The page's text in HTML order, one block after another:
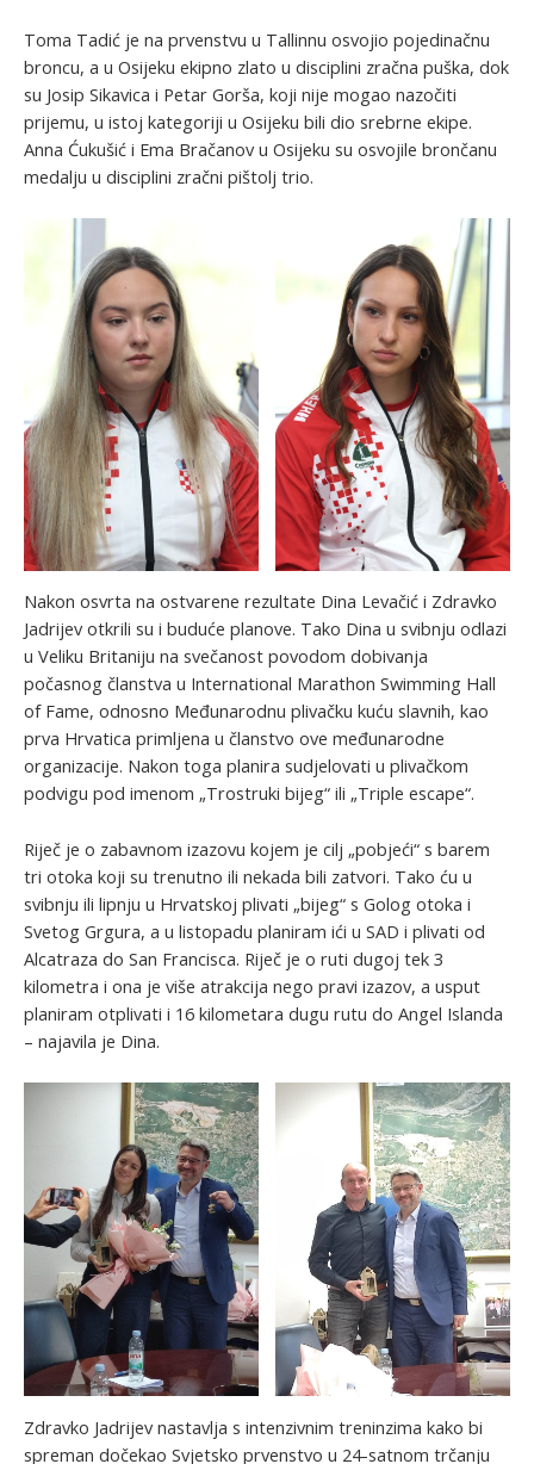
Toma Tadić je na prvenstvu u Tallinnu osvojio pojedinačnu
broncu, a u Osijeku ekipno zlato u disciplini zračna puška, dok
su Josip Sikavica i Petar Gorša, koji nije mogao nazočiti
prijemu, u istoj kategoriji u Osijeku bili dio srebrne ekipe.
Anna Ćukušić i Ema Bračanov u Osijeku su osvojile brončanu
medalju u disciplini zračni pištolj trio.
Nakon osvrta na ostvarene rezultate Dina Levačić i Zdravko
Jadrijev otkrili su i buduće planove. Tako Dina u svibnju odlazi
u Veliku Britaniju na svečanost povodom dobivanja
počasnog članstva u International Marathon Swimming Hall
of Fame, odnosno Međunarodnu plivačku kuću slavnih, kao
prva Hrvatica primljena u članstvo ove međunarodne
organizacije. Nakon toga planira sudjelovati u plivačkom
podvigu pod imenom „Trostruki bijeg“ ili „Triple escape“.
Riječ je o zabavnom izazovu kojem je cilj „pobjeći“ s barem
tri otoka koji su trenutno ili nekada bili zatvori. Tako ću u
svibnju ili lipnju u Hrvatskoj plivati „bijeg“ s Golog otoka i
Svetog Grgura, a u listopadu planiram ići u SAD i plivati od
Alcatraza do San Francisca. Riječ je o ruti dugoj tek 3
kilometra i ona je više atrakcija nego pravi izazov, a usput
planiram otplivati i 16 kilometara dugu rutu do Angel Islanda
– najavila je Dina.
Zdravko Jadrijev nastavlja s intenzivnim treninzima kako bi
spreman dočekao Svjetsko prvenstvo u 24-satnom trčanju